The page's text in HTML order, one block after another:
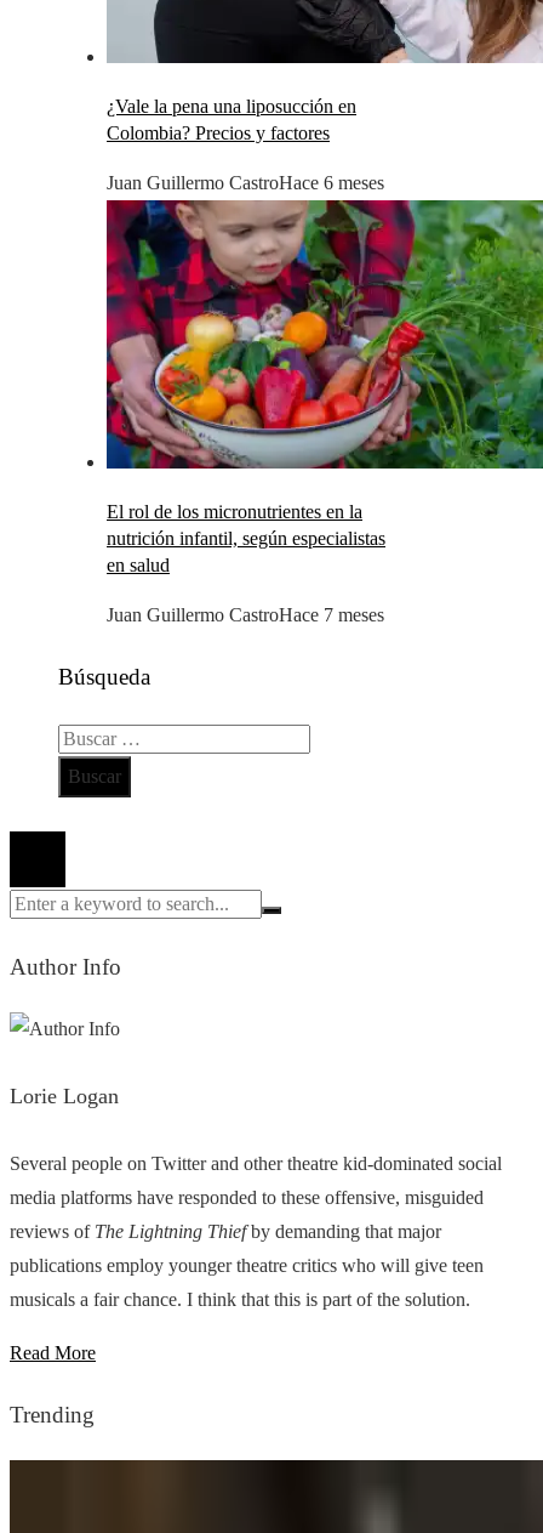
¿Vale la pena una liposucción en
Colombia? Precios y factores
Juan Guillermo CastroHace 6 meses
El rol de los micronutrientes en la
nutrición infantil, según especialistas
en salud
Juan Guillermo CastroHace 7 meses
Búsqueda
Buscar:
Author Info
Lorie Logan
Several people on Twitter and other theatre kid-dominated social
media platforms have responded to these offensive, misguided
reviews of The Lightning Thiefby demanding that major
publications employ younger theatre critics who will give teen
musicals a fair chance. I think that this is part of the solution.
Read More
Trending